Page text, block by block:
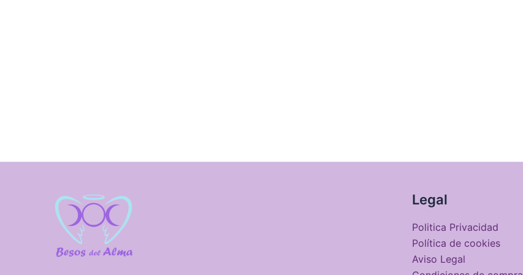
Legal
Politica Privacidad
Política de cookies
Aviso Legal